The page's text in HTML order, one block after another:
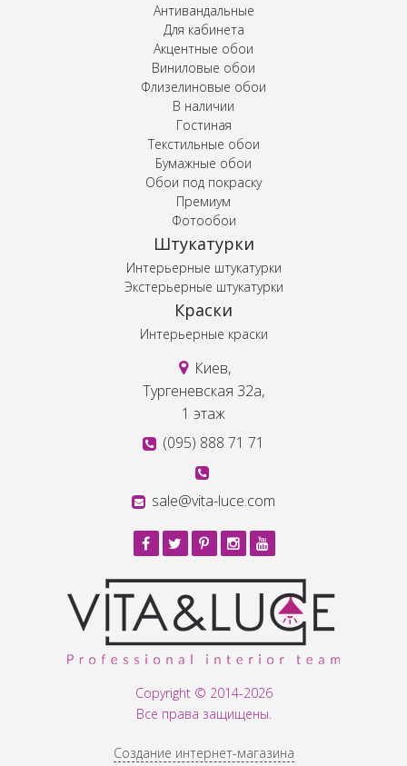
Антивандальные
Для кабинета
Акцентные обои
Виниловые обои
Флизелиновые обои
В наличии
Гостиная
Текстильные обои
Бумажные обои
Обои под покраску
Премиум
Фотообои
Штукатурки
Интерьерные штукатурки
Экстерьерные штукатурки
Краски
Интерьерные краски
Киев,
Тургеневская 32а,
1 этаж
(095) 888 71 71
sale@vita-luce.com
Copyright © 2014-2026
Все права защищены.
Создание интернет-магазина